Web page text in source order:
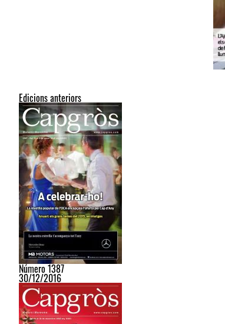
Edicions anteriors
Número 1387
30/12/2016